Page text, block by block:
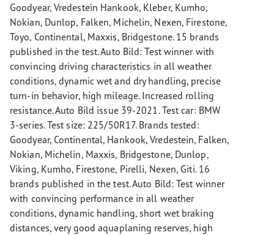
Goodyear, Vredestein Hankook, Kleber, Kumho,
Nokian, Dunlop, Falken, Michelin, Nexen, Firestone,
Toyo, Continental, Maxxis, Bridgestone. 15 brands
published in the test. Auto Bild: Test winner with
convincing driving characteristics in all weather
conditions, dynamic wet and dry handling, precise
turn-in behavior, high mileage. Increased rolling
resistance. Auto Bild issue 39-2021. Test car: BMW
3-series. Test size: 225/50R17. Brands tested:
Goodyear, Continental, Hankook, Vredestein, Falken,
Nokian, Michelin, Maxxis, Bridgestone, Dunlop,
Viking, Kumho, Firestone, Pirelli, Nexen, Giti. 16
brands published in the test. Auto Bild: Test winner
with convincing performance in all weather
conditions, dynamic handling, short wet braking
distances, very good aquaplaning reserves, high